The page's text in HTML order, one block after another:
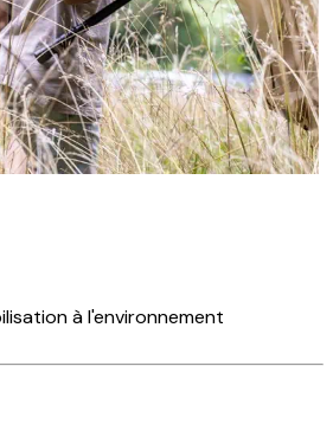
à l'environnement